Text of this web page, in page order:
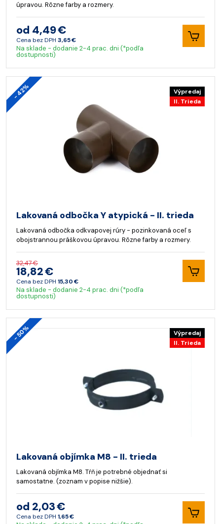
úpravou. Rôzne farby a rozmery.
od 4,49 €
Cena bez DPH 3,65 €
Na sklade - dodanie 2-4 prac. dni (*podľa
dostupnosti)
- 42%
Výpredaj
II. Trieda
Lakovaná odbočka Y atypická - II. trieda
Lakovaná odbočka odkvapovej rúry - pozinkovaná oceľ s
obojstrannou práškovou úpravou. Rôzne farby a rozmery.
32,47 €
18,82 €
Cena bez DPH 15,30 €
Na sklade - dodanie 2-4 prac. dni (*podľa
dostupnosti)
- 50%
Výpredaj
II. Trieda
Lakovaná objímka M8 - II. trieda
Lakovaná objímka M8. Tŕň je potrebné objednať si
samostatne. (zoznam v popise nižšie).
od 2,03 €
Cena bez DPH 1,65 €